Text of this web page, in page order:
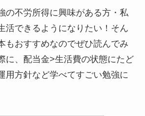
の不労所得に興味がある方・私
活できるようになりたい！そん
もおすすめなのでぜひ読んでみ
に、配当金>生活費の状態にたど
用方針など学べてすごい勉強に